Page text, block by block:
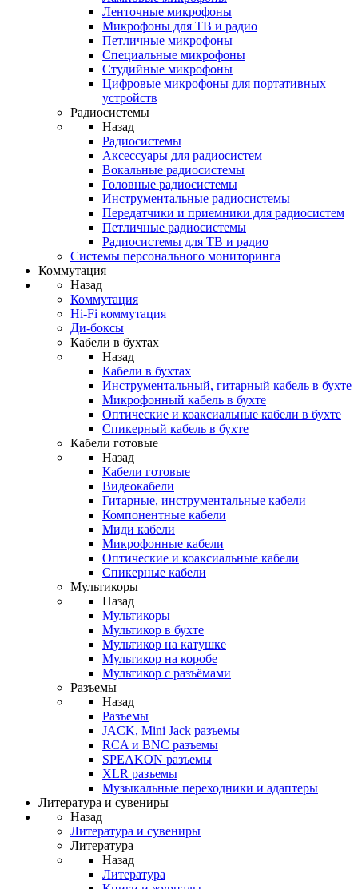
Ленточные микрофоны
Микрофоны для ТВ и радио
Петличные микрофоны
Специальные микрофоны
Студийные микрофоны
Цифровые микрофоны для портативных
устройств
Радиосистемы
Назад
Радиосистемы
Аксессуары для радиосистем
Вокальные радиосистемы
Головные радиосистемы
Инструментальные радиосистемы
Передатчики и приемники для радиосистем
Петличные радиосистемы
Радиосистемы для ТВ и радио
Системы персонального мониторинга
Коммутация
Назад
Коммутация
Hi-Fi коммутация
Ди-боксы
Кабели в бухтах
Назад
Кабели в бухтах
Инструментальный, гитарный кабель в бухте
Микрофонный кабель в бухте
Оптические и коаксиальные кабели в бухте
Спикерный кабель в бухте
Кабели готовые
Назад
Кабели готовые
Видеокабели
Гитарные, инструментальные кабели
Компонентные кабели
Миди кабели
Микрофонные кабели
Оптические и коаксиальные кабели
Спикерные кабели
Мультикоры
Назад
Мультикоры
Мультикор в бухте
Мультикор на катушке
Мультикор на коробе
Мультикор с разъёмами
Разъемы
Назад
Разъемы
JACK, Mini Jack разъемы
RCA и BNC разъемы
SPEAKON разъемы
XLR разъемы
Музыкальные переходники и адаптеры
Литература и сувениры
Назад
Литература и сувениры
Литература
Назад
Литература